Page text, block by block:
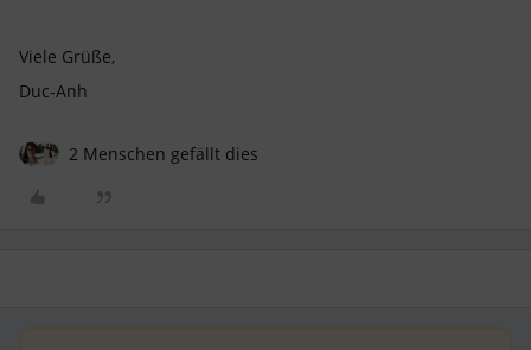
Viele Grüße,
Duc-Anh
2 Menschen gefällt dies